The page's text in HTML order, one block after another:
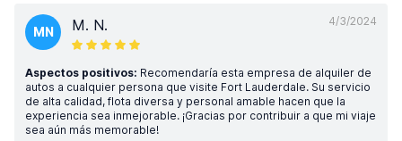
4/3/2024
MN M. N.
Aspectos positivos: Recomendaría esta empresa de alquiler de
autos a cualquier persona que visite Fort Lauderdale. Su servicio
de alta calidad, flota diversa y personal amable hacen que la
experiencia sea inmejorable. ¡Gracias por contribuir a que mi viaje
sea aún más memorable!